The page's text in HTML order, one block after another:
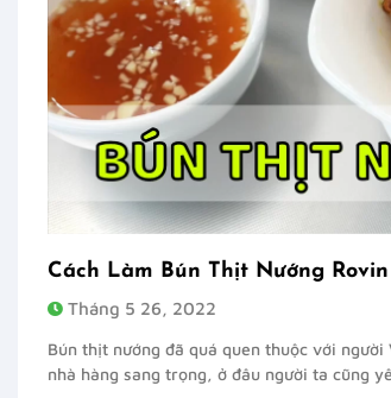
Cách Làm Bún Thịt Nướng
Tháng 5 26, 2022
Bún thịt nướng đã quá quen thuộc với
nhà hàng sang trọng, ở đâu người ta cũng